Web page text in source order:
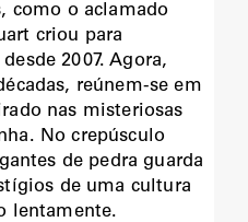
como o aclamado
criou para
2007. Agora,
reúnem-se em
nas misteriosas
No crepúsculo
de pedra guarda
de uma cultura
lentamente.